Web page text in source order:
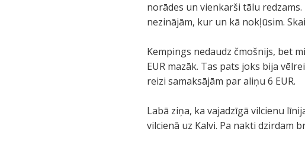
norādes un vienkarši tālu
nezinājām, kur un kā nokļūsim.
Kempings nedaudz čmošnijs, bet
EUR mazāk. Tas pats joks bija
reizi samaksājām par aliņu 6 EUR.
Labā ziņa, ka vajadzīgā vilcienu
vilcienā uz Kalvi. Pa nakti dzirdam